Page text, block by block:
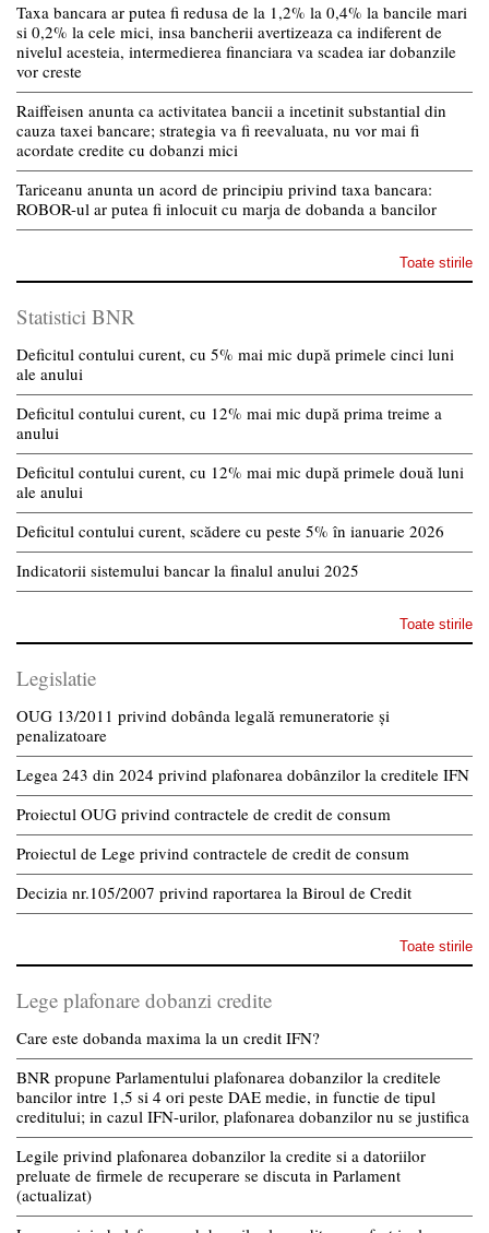
Taxa bancara ar putea fi redusa de la 1,2% la 0,4% la bancile mari
si 0,2% la cele mici, insa bancherii avertizeaza ca indiferent de
nivelul acesteia, intermedierea financiara va scadea iar dobanzile
vor creste
Raiffeisen anunta ca activitatea bancii a incetinit substantial din
cauza taxei bancare; strategia va fi reevaluata, nu vor mai fi
acordate credite cu dobanzi mici
Tariceanu anunta un acord de principiu privind taxa bancara:
ROBOR-ul ar putea fi inlocuit cu marja de dobanda a bancilor
Toate stirile
Statistici BNR
Deficitul contului curent, cu 5% mai mic după primele cinci luni
ale anului
Deficitul contului curent, cu 12% mai mic după prima treime a
anului
Deficitul contului curent, cu 12% mai mic după primele două luni
ale anului
Deficitul contului curent, scădere cu peste 5% în ianuarie 2026
Indicatorii sistemului bancar la finalul anului 2025
Toate stirile
Legislatie
OUG 13/2011 privind dobânda legală remuneratorie și
penalizatoare
Legea 243 din 2024 privind plafonarea dobânzilor la creditele IFN
Proiectul OUG privind contractele de credit de consum
Proiectul de Lege privind contractele de credit de consum
Decizia nr.105/2007 privind raportarea la Biroul de Credit
Toate stirile
Lege plafonare dobanzi credite
Care este dobanda maxima la un credit IFN?
BNR propune Parlamentului plafonarea dobanzilor la creditele
bancilor intre 1,5 si 4 ori peste DAE medie, in functie de tipul
creditului; in cazul IFN-urilor, plafonarea dobanzilor nu se justifica
Legile privind plafonarea dobanzilor la credite si a datoriilor
preluate de firmele de recuperare se discuta in Parlament
(actualizat)